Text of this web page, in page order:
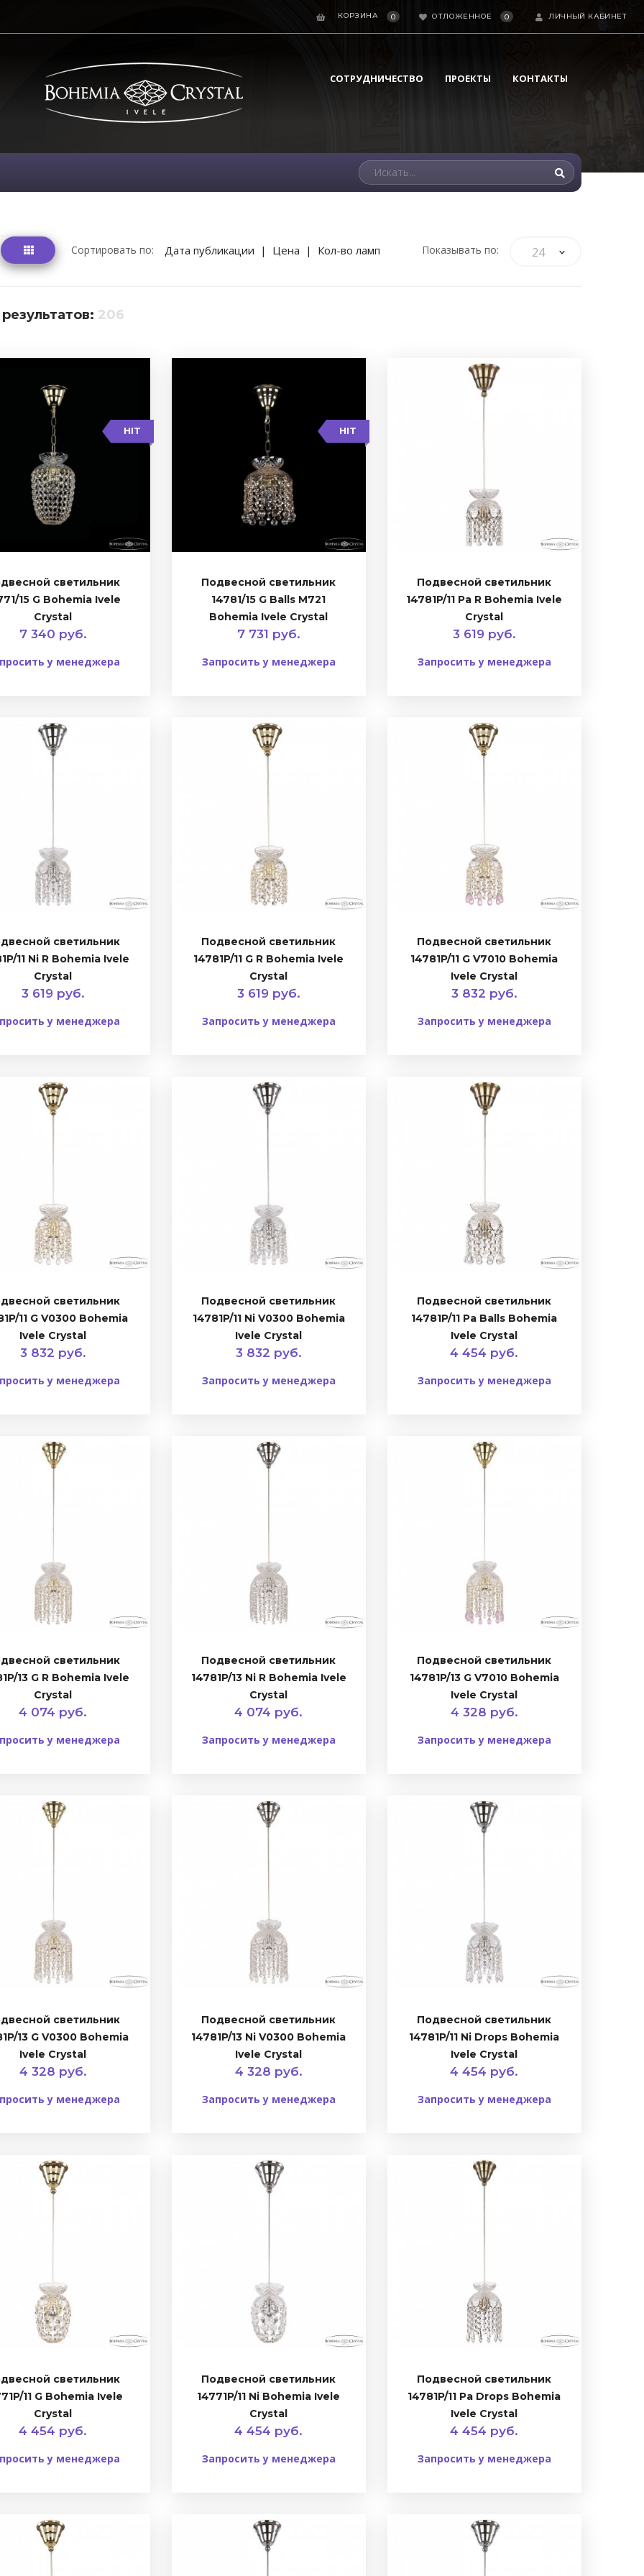
КОРЗИНА 0 ОТЛОЖЕННОЕ 0 ЛИЧНЫЙ КАБИНЕТ
СОТРУДНИЧЕСТВО ПРОЕКТЫ КОНТАКТЫ
Сортировать по: Дата публикации | Цена | Кол-во ламп Показывать по: 24
206
светильник
15 G Bohemia Ivele
Crystal
7 340 руб.
у менеджера
HIT
Подвесной светильник
14781/15 G Balls M721
Bohemia Ivele Crystal
7 731 руб.
Запросить у менеджера
HIT
Подвесной светильник
14781P/11 Pa R Bohemia Ivele
Crystal
3 619 руб.
Запросить у менеджера
светильник
11 Ni R Bohemia Ivele
Crystal
3 619 руб.
у менеджера
Подвесной светильник
14781P/11 G R Bohemia Ivele
Crystal
3 619 руб.
Запросить у менеджера
Подвесной светильник
14781P/11 G V7010 Bohemia
Ivele Crystal
3 832 руб.
Запросить у менеджера
светильник
11 G V0300 Bohemia
Ivele Crystal
3 832 руб.
у менеджера
Подвесной светильник
14781P/11 Ni V0300 Bohemia
Ivele Crystal
3 832 руб.
Запросить у менеджера
Подвесной светильник
14781P/11 Pa Balls Bohemia
Ivele Crystal
4 454 руб.
Запросить у менеджера
светильник
13 G R Bohemia Ivele
Crystal
4 074 руб.
у менеджера
Подвесной светильник
14781P/13 Ni R Bohemia Ivele
Crystal
4 074 руб.
Запросить у менеджера
Подвесной светильник
14781P/13 G V7010 Bohemia
Ivele Crystal
4 328 руб.
Запросить у менеджера
светильник
13 G V0300 Bohemia
Ivele Crystal
4 328 руб.
у менеджера
Подвесной светильник
14781P/13 Ni V0300 Bohemia
Ivele Crystal
4 328 руб.
Запросить у менеджера
Подвесной светильник
14781P/11 Ni Drops Bohemia
Ivele Crystal
4 454 руб.
Запросить у менеджера
светильник
11 G Bohemia Ivele
Crystal
4 454 руб.
у менеджера
Подвесной светильник
14771P/11 Ni Bohemia Ivele
Crystal
4 454 руб.
Запросить у менеджера
Подвесной светильник
14781P/11 Pa Drops Bohemia
Ivele Crystal
4 454 руб.
Запросить у менеджера